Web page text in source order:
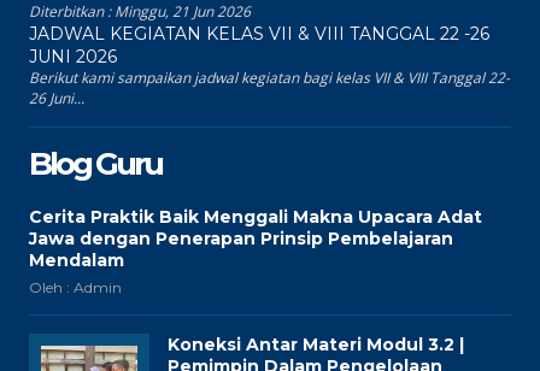
Diterbitkan :Minggu, 21 Jun 2026
JADWAL KEGIATAN KELAS VII & VIII TANGGAL 22 -26
JUNI 2026
Berikut kami sampaikan jadwal kegiatan bagi kelas VII & VIII Tanggal 22-
26 Juni...
Blog Guru
Cerita Praktik Baik Menggali Makna Upacara Adat
Jawa dengan Penerapan Prinsip Pembelajaran
Mendalam
Oleh : Admin
Koneksi Antar Materi Modul 3.2 |
Pemimpin Dalam Pengelolaan